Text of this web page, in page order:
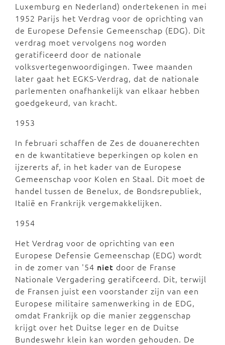
Luxemburg en Nederland) ondertekenen in mei
1952 Parijs het Verdrag voor de oprichting van
de Europese Defensie Gemeenschap (EDG). Dit
verdrag moet vervolgens nog worden
geratificeerd door de nationale
volksvertegenwoordigingen. Twee maanden
later gaat het EGKS-Verdrag, dat de nationale
parlementen onafhankelijk van elkaar hebben
goedgekeurd, van kracht.
1953
In februari schaffen de Zes de douanerechten
en de kwantitatieve beperkingen op kolen en
ijzererts af, in het kader van de Europese
Gemeenschap voor Kolen en Staal. Dit moet de
handel tussen de Benelux, de Bondsrepubliek,
Italië en Frankrijk vergemakkelijken.
1954
Het Verdrag voor de oprichting van een
Europese Defensie Gemeenschap (EDG) wordt
in de zomer van '54 niet door de Franse
Nationale Vergadering geratifceerd. Dit, terwijl
de Fransen juist een voorstander zijn van een
Europese militaire samenwerking in de EDG,
omdat Frankrijk op die manier zeggenschap
krijgt over het Duitse leger en de Duitse
Bundeswehr klein kan worden gehouden. De